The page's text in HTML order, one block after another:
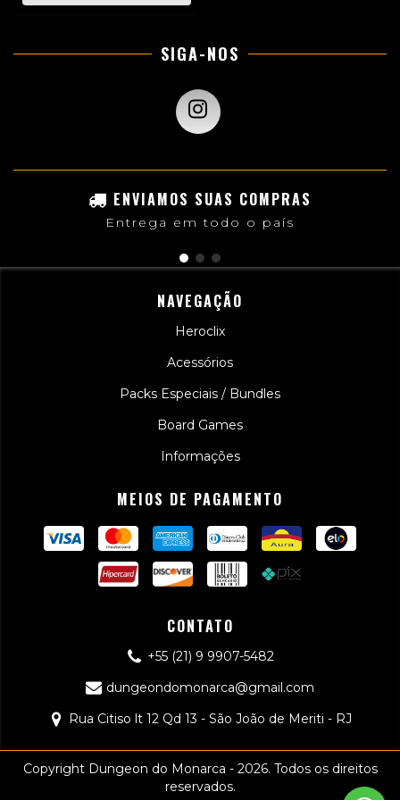
SIGA-NOS
ENVIAMOS SUAS COMPRAS
Entrega em todo o país
NAVEGAÇÃO
Heroclix
Acessórios
Packs Especiais / Bundles
Board Games
Informações
MEIOS DE PAGAMENTO
CONTATO
+55 (21) 9 9907-5482
dungeondomonarca@gmail.com
Rua Citiso lt 12 Qd 13 - São João de Meriti - RJ
Copyright Dungeon do Monarca - 2026. Todos os direitos
reservados.